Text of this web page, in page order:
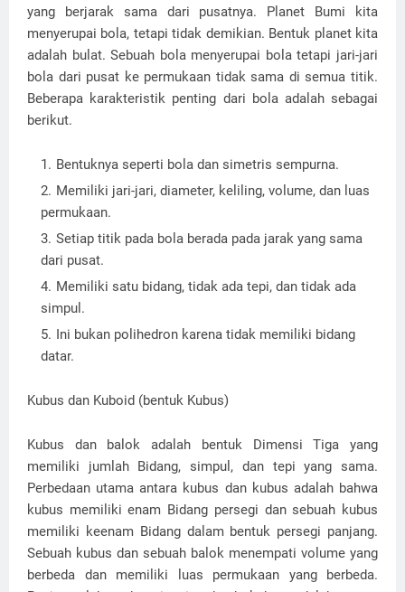
yang berjarak sama dari pusatnya. Planet Bumi kita
menyerupai bola, tetapi tidak demikian. Bentuk planet kita
adalah bulat. Sebuah bola menyerupai bola tetapi jari-jari
bola dari pusat ke permukaan tidak sama di semua titik.
Beberapa karakteristik penting dari bola adalah sebagai
berikut.
Bentuknya seperti bola dan simetris sempurna.
Memiliki jari-jari, diameter, keliling, volume, dan luas
permukaan.
Setiap titik pada bola berada pada jarak yang sama
dari pusat.
Memiliki satu bidang, tidak ada tepi, dan tidak ada
simpul.
Ini bukan polihedron karena tidak memiliki bidang
datar.
Kubus dan Kuboid (bentuk Kubus)
Kubus dan balok adalah bentuk Dimensi Tiga yang
memiliki jumlah Bidang, simpul, dan tepi yang sama.
Perbedaan utama antara kubus dan kubus adalah bahwa
kubus memiliki enam Bidang persegi dan sebuah kubus
memiliki keenam Bidang dalam bentuk persegi panjang.
Sebuah kubus dan sebuah balok menempati volume yang
berbeda dan memiliki luas permukaan yang berbeda.